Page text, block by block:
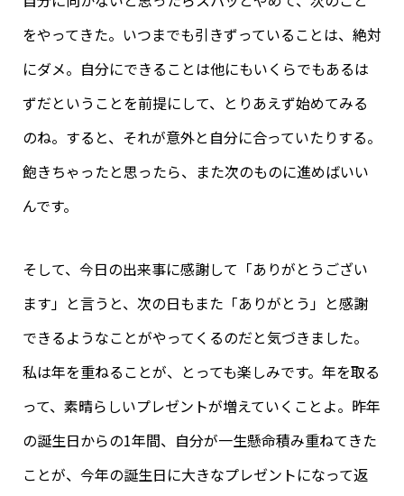
をやってきた。いつまでも引きずっていることは、絶対
にダメ。自分にできることは他にもいくらでもあるは
ずだということを前提にして、とりあえず始めてみる
のね。すると、それが意外と自分に合っていたりする。
飽きちゃったと思ったら、また次のものに進めばいい
んです。
そして、今日の出来事に感謝して「ありがとうござい
ます」と言うと、次の日もまた「ありがとう」と感謝
できるようなことがやってくるのだと気づきました。
私は年を重ねることが、とっても楽しみです。年を取る
って、素晴らしいプレゼントが増えていくことよ。昨年
の誕生日からの1年間、自分が一生懸命積み重ねてきた
ことが、今年の誕生日に大きなプレゼントになって返